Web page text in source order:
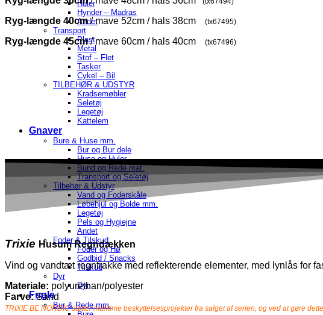
Huler
Hynder – Madras
Andet
Transport
Plast
Metal
Stof – Flet
Tasker
Cykel – Bil
TILBEHØR & UDSTYR
Kradsemøbler
Seletøj
Legetøj
Kattelem
Gnaver
Bure & Huse mm.
Bur og Bur dele
Huse og Huler
Bund og Rede mat.
Transport og Seletøj
Tilbehør & Udstyr
Vand og Foderskåle
Løbehjul og Bolde mm.
Legetøj
Pels og Hygiejne
Andet
Foder & Tilskud
Foder og Hø
Godbid / Snacks
Tilskud
Dyr
Dyr
Fugle
Bur & Rede mm.
Ryg-længde 40cm/ mave 52cm / hals 38cm (tx67495)
Ryg-længde 45cm/ mave 60cm / hals 40cm (tx67496)
Trixie Husum Regndækken
Vind og vandtæt regnfrakke med reflekterende elementer, med lynlås for
Materiale: polyurethan/polyester
Farve:Sand
TRIXIE BE NORDIC støtter maritime beskyttelsesprojekter fra salget af serien, og ved at gøre